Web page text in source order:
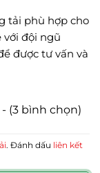
tải phù hợp cho
với đội ngũ
được tư vấn và
- (3 bình chọn)
. Đánh dấu liên kết